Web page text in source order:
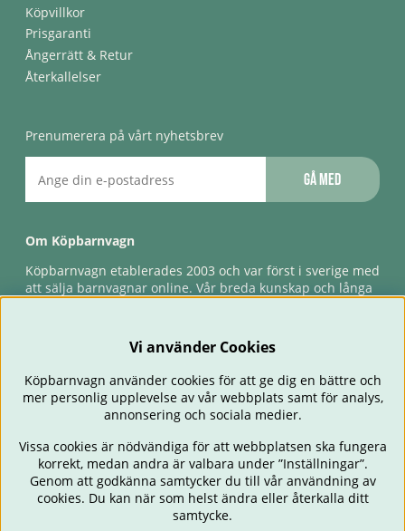
Köpvillkor
Prisgaranti
Ångerrätt & Retur
Återkallelser
Prenumerera på vårt nyhetsbrev
Gå med
Om Köpbarnvagn
Köpbarnvagn etablerades 2003 och var först i sverige med
att sälja barnvagnar online. Vår breda kunskap och långa
förlossningsgaranti & förlängd ångerrätt.
BARNVAGNAR BILSTOLAR BABY ÄTA & MATA
RESA
Vi använder Cookies
Köpbarnvagn använder cookies för att ge dig en bättre och
mer personlig upplevelse av vår webbplats samt för analys,
annonsering och sociala medier.
Vissa cookies är nödvändiga för att webbplatsen ska fungera
korrekt, medan andra är valbara under ”Inställningar”.
Genom att godkänna samtycker du till vår användning av
cookies. Du kan när som helst ändra eller återkalla ditt
samtycke.